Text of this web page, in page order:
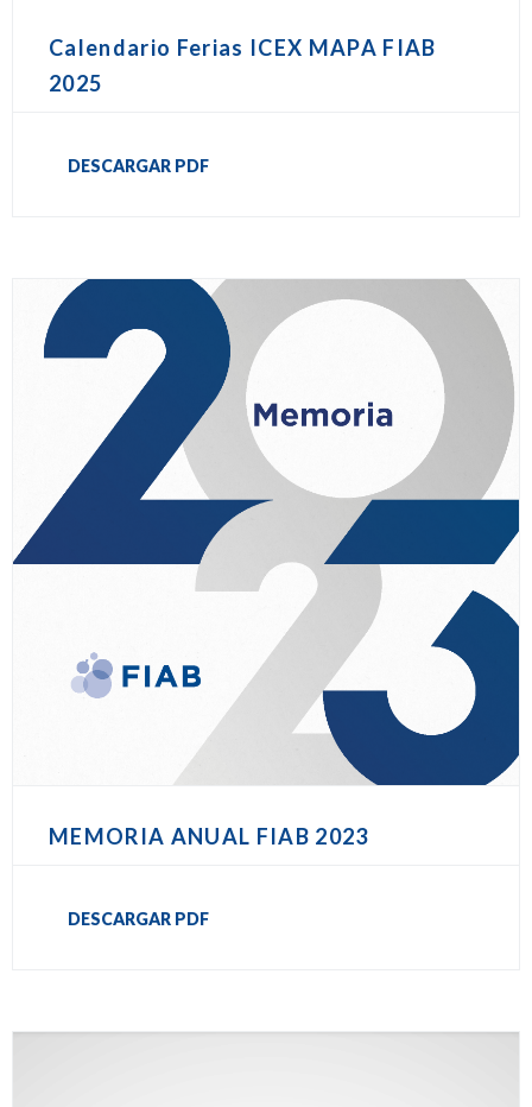
Calendario Ferias ICEX MAPA FIAB
2025
DESCARGAR PDF
MEMORIA ANUAL FIAB 2023
DESCARGAR PDF